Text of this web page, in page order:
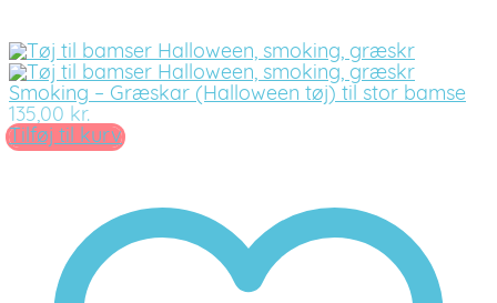
Smoking – Græskar (Halloween tøj) til stor bamse
135,00 kr.
Tilføj til kurv